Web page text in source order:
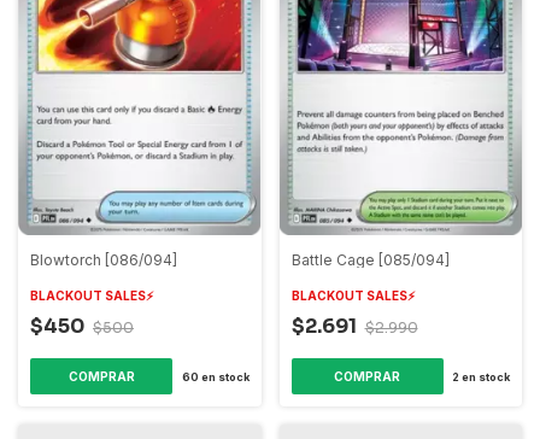
Blowtorch [086/094]
BLACKOUT SALES⚡️
$450 $500
COMPRAR 60 en stock
Battle Cage [085/094]
BLACKOUT SALES⚡️
$2.691 $2.990
COMPRAR 2 en stock